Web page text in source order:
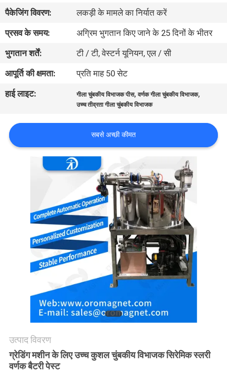
गुणवत्ता
नियंत्रण
संपर्क
करें
और
ज्ञान
साइटमैप
PRIVACY
POLICY
पैकेजिंग विवरण:
लकड़ी के मामले का निर्यात करें
प्रसव के समय:
अग्रिम भुगतान किए जाने के 25 दिनों के भीतर
भुगतान शर्तें:
टी / टी, वेस्टर्न यूनियन, एल / सी
आपूर्ति की क्षमता:
प्रति माह 50 सेट
हाई लाइट:
गीला चुंबकीय विभाजक पीस,वर्णक गीला चुंबकीय विभाजक,
उच्च तीव्रता गीला चुंबकीय विभाजक
सबसे अच्छी कीमत
उत्पाद विवरण
ग्रेडिंग मशीन के लिए उच्च कुशल चुंबकीय विभाजक सिरेमिक स्लरी
वर्णक बैटरी पेस्ट